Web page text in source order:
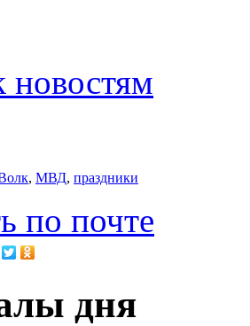
новостям
, МВД, праздники
по почте
дня